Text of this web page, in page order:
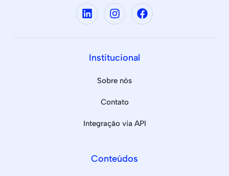
Institucional
Sobre nós
Contato
Integração via API
Conteúdos